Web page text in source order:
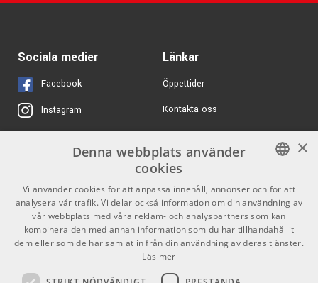
ARTIKELNUMMER 1018040
ARTIKELNUMMER 1081871
Yamaha MG12XU 4399 kr/st
Tascam Model 12
ARTIKELNUMMER 1074955
7429 kr/st
ALTO TrueMix 600 -
Sociala medier
Facebook
Instagram
X
Youtube
TikTok
Länkar
Öppettider
Kontakta oss
Köpvillkor
Butiken
Varumärken
GDPR & Cookies
Kontakt
Info
SWEDISH
ENGLISH
×
Denna webbplats använder
cookies
Vi använder cookies för att anpassa innehåll, annonser och för att
analysera vår trafik. Vi delar också information om din användning av
vår webbplats med våra reklam- och analyspartners som kan
kombinera den med annan information som du har tillhandahållit
dem eller som de har samlat in från din användning av deras tjänster.
Läs mer